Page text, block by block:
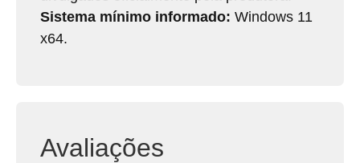
Sistema mínimo informado: Windows 11
x64.
Avaliações